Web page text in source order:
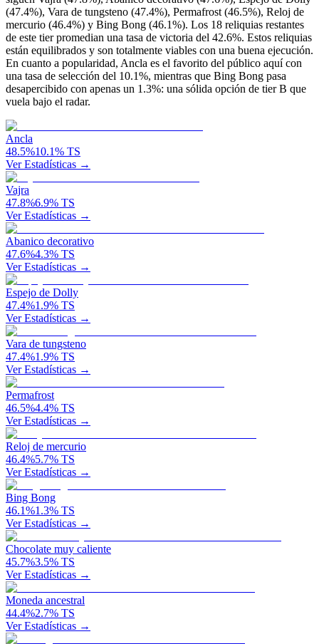
(47.4%), Vara de tungsteno (47.4%), Permafrost (46.5%), Reloj de
mercurio (46.4%) y Bing Bong (46.1%). Los 18 reliquias restantes
de este tier promedian una tasa de victoria del 42.6%. Estos reliquias
están equilibrados y son totalmente viables con una buena ejecución.
En cuanto a popularidad, Ancla es el favorito del público aquí con
una tasa de selección del 10.1%, mientras que Bing Bong pasa
desapercibido con apenas un 1.3%: una sólida opción de tier B que
vuela bajo el radar.
Ancla
48.5%10.1% TS
Ver Estadísticas →
Vajra
47.8%6.9% TS
Ver Estadísticas →
Abanico decorativo
47.6%4.3% TS
Ver Estadísticas →
Espejo de Dolly
47.4%1.9% TS
Ver Estadísticas →
Vara de tungsteno
47.4%1.9% TS
Ver Estadísticas →
Permafrost
46.5%4.4% TS
Ver Estadísticas →
Reloj de mercurio
46.4%5.7% TS
Ver Estadísticas →
Bing Bong
46.1%1.3% TS
Ver Estadísticas →
Chocolate muy caliente
45.7%3.5% TS
Ver Estadísticas →
Moneda ancestral
44.4%2.7% TS
Ver Estadísticas →